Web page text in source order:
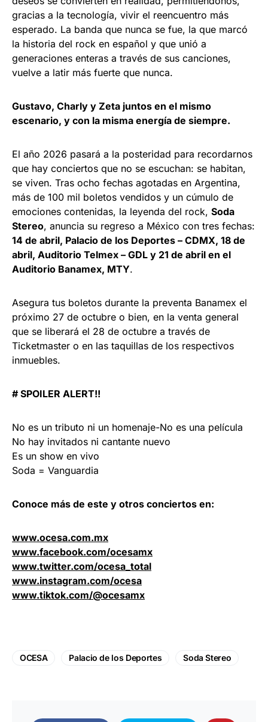
gracias a la tecnología, vivir el reencuentro más
esperado. La banda que nunca se fue, la que marcó
la historia del rock en español y que unió a
generaciones enteras a través de sus canciones,
vuelve a latir más fuerte que nunca.
Gustavo, Charly y Zeta juntos en el mismo
escenario, y con la misma energía de siempre.
El año 2026 pasará a la posteridad para recordarnos
que hay conciertos que no se escuchan: se habitan,
se viven. Tras ocho fechas agotadas en Argentina,
más de 100 mil boletos vendidos y un cúmulo de
emociones contenidas, la leyenda del rock, Soda
Stereo, anuncia su regreso a México con tres fechas:
14 de abril, Palacio de los Deportes – CDMX, 18 de
abril, Auditorio Telmex – GDL y 21 de abril en el
Auditorio Banamex, MTY.
Asegura tus boletos durante la preventa Banamex el
próximo 27 de octubre o bien, en la venta general
que se liberará el 28 de octubre a través de
Ticketmaster o en las taquillas de los respectivos
inmuebles.
# SPOILER ALERT!!
No es un tributo ni un homenaje-No es una película
No hay invitados ni cantante nuevo
Es un show en vivo
Soda = Vanguardia
Conoce más de este y otros conciertos en:
www.ocesa.com.mx
www.facebook.com/ocesamx
www.twitter.com/ocesa_total
www.instagram.com/ocesa
www.tiktok.com/@ocesamx
OCESA Palacio de los Deportes Soda Stereo